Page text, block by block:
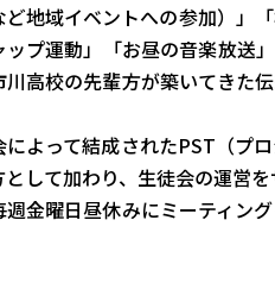
地域イベントへの参加）」
ップ運動」「お昼の音楽放送
高校の先輩方が築いてきた
によって結成されたPST（プ
して加わり、生徒会の運営を
週金曜日昼休みにミーティン